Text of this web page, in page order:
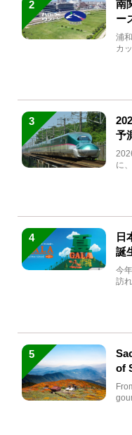
2
南
ー
馬
浦
カ
3
予
急
に
4
日
誕
生
今
訪
5
of